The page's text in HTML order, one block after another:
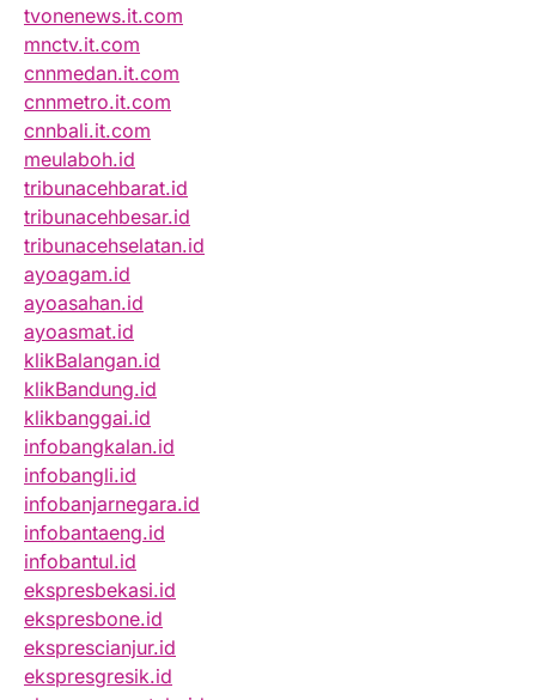
tvonenews.it.com
mnctv.it.com
cnnmedan.it.com
cnnmetro.it.com
cnnbali.it.com
meulaboh.id
tribunacehbarat.id
tribunacehbesar.id
tribunacehselatan.id
ayoagam.id
ayoasahan.id
ayoasmat.id
klikBalangan.id
klikBandung.id
klikbanggai.id
infobangkalan.id
infobangli.id
infobanjarnegara.id
infobantaeng.id
infobantul.id
ekspresbekasi.id
ekspresbone.id
eksprescianjur.id
ekspresgresik.id